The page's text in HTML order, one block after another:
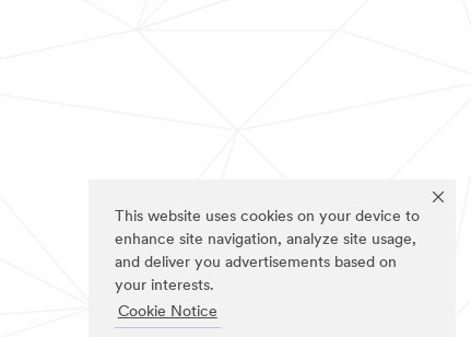
This website uses cookies on your device to
enhance site navigation, analyze site usage,
and deliver you advertisements based on
your interests.
Cookie Notice